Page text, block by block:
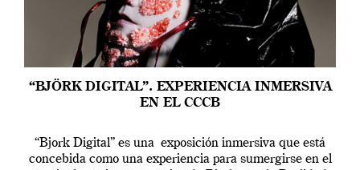
“BJÖRK DIGITAL”. EXPERIENCIA INMERSIVA
EN EL CCCB
“Bjork Digital” es una exposición inmersiva que está
concebida como una experiencia para sumergirse en el